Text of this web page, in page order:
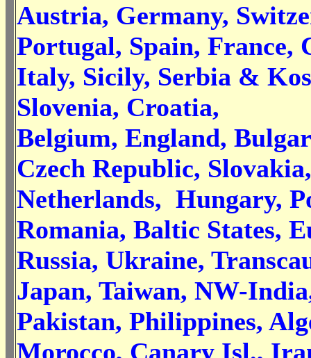
Austria, Germany,
Portugal, Spain, France,
Italy, Sicily, Serbia &
Slovenia, Croatia,
Belgium, England,
Czech Republic, Slovakia,
Netherlands, Hungary,
Romania, Baltic States,
Russia, Ukraine,
Japan, Taiwan, NW-
Pakistan, Philippines,
Morocco, Canary Isl.,